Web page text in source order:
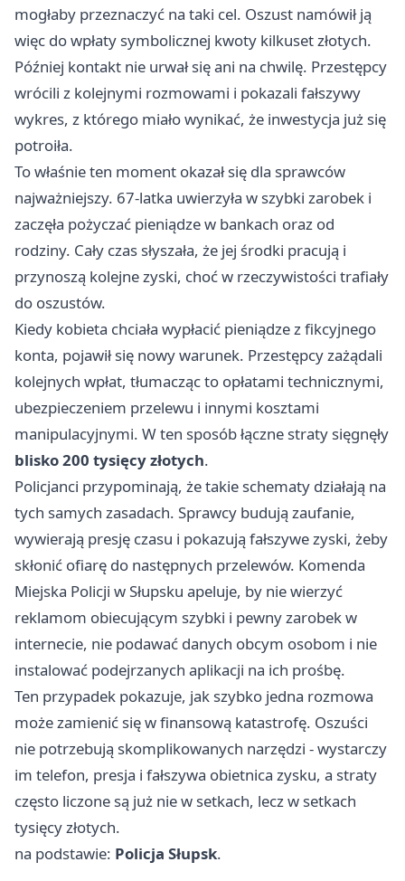
mogłaby przeznaczyć na taki cel. Oszust namówił ją
więc do wpłaty symbolicznej kwoty kilkuset złotych.
Później kontakt nie urwał się ani na chwilę. Przestępcy
wrócili z kolejnymi rozmowami i pokazali fałszywy
wykres, z którego miało wynikać, że inwestycja już się
potroiła.
To właśnie ten moment okazał się dla sprawców
najważniejszy. 67-latka uwierzyła w szybki zarobek i
zaczęła pożyczać pieniądze w bankach oraz od
rodziny. Cały czas słyszała, że jej środki pracują i
przynoszą kolejne zyski, choć w rzeczywistości trafiały
do oszustów.
Kiedy kobieta chciała wypłacić pieniądze z fikcyjnego
konta, pojawił się nowy warunek. Przestępcy zażądali
kolejnych wpłat, tłumacząc to opłatami technicznymi,
ubezpieczeniem przelewu i innymi kosztami
manipulacyjnymi. W ten sposób łączne straty sięgnęły
blisko 200 tysięcy złotych.
Policjanci przypominają, że takie schematy działają na
tych samych zasadach. Sprawcy budują zaufanie,
wywierają presję czasu i pokazują fałszywe zyski, żeby
skłonić ofiarę do następnych przelewów. Komenda
Miejska Policji w Słupsku apeluje, by nie wierzyć
reklamom obiecującym szybki i pewny zarobek w
internecie, nie podawać danych obcym osobom i nie
instalować podejrzanych aplikacji na ich prośbę.
Ten przypadek pokazuje, jak szybko jedna rozmowa
może zamienić się w finansową katastrofę. Oszuści
nie potrzebują skomplikowanych narzędzi - wystarczy
im telefon, presja i fałszywa obietnica zysku, a straty
często liczone są już nie w setkach, lecz w setkach
tysięcy złotych.
na podstawie: Policja Słupsk.